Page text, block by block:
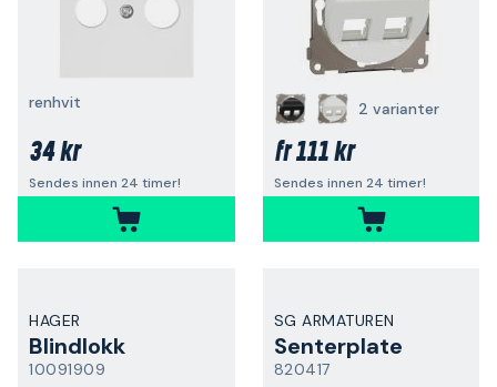
renhvit
34 kr
Sendes innen 24 timer!
2 varianter
fr111 kr
Sendes innen 24 timer!
HAGER
Blindlokk
10091909
SG ARMATUREN
Senterplate
820417